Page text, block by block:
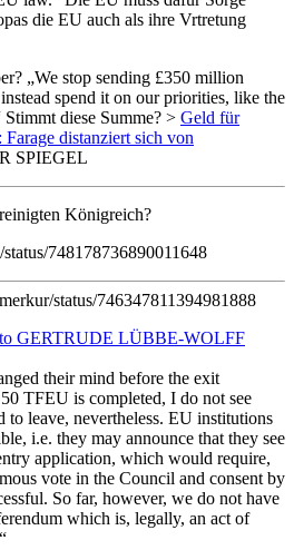
die EU auch als ihre Vrtretung
„We stop sending £350 million
spend it on our priorities, like the
diese Summe? > Geld für
distanziert sich von
SPIEGEL
Königreich?
748178736890011648
status/746347811394981888
GERTRUDE LÜBBE-WOLFF
their mind before the exit
TFEU is completed, I do not see
leave, nevertheless. EU institutions
i.e. they may announce that they see
application, which would require,
vote in the Council and consent by
So far, however, we do not have
which is, legally, an act of